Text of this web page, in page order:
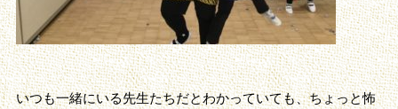
いつも一緒にいる先生たちだとわかっていても、ちょっと怖